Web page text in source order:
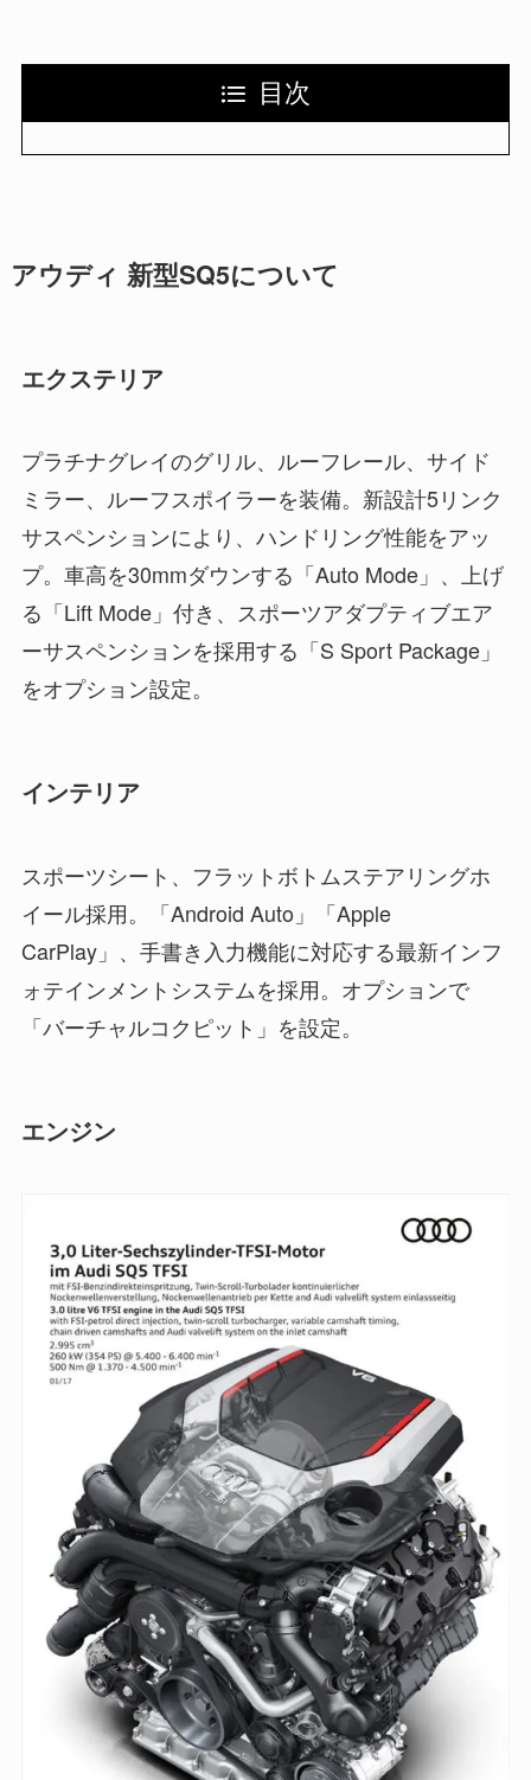
目次
アウディ 新型SQ5について
エクステリア
プラチナグレイのグリル、ルーフレール、サイド
ミラー、ルーフスポイラーを装備。新設計5リンク
サスペンションにより、ハンドリング性能をアッ
プ。車高を30mmダウンする「Auto Mode」、上げ
る「Lift Mode」付き、スポーツアダプティブエア
ーサスペンションを採用する「S Sport Package」
をオプション設定。
インテリア
スポーツシート、フラットボトムステアリングホ
イール採用。「Android Auto」「Apple
CarPlay」、手書き入力機能に対応する最新インフ
ォテインメントシステムを採用。オプションで
「バーチャルコクピット」を設定。
エンジン